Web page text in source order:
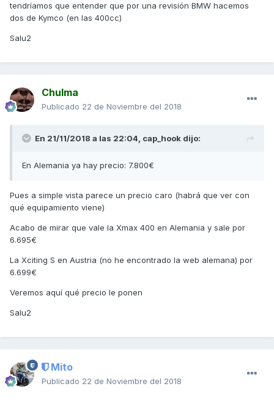
tendríamos que entender que por una revisión BMW hacemos
dos de Kymco (en las 400cc)
Salu2
Chulma
Publicado 22 de Noviembre del 2018
En 21/11/2018 a las 22:04, cap_hook dijo:
En Alemania ya hay precio: 7.800€
Pues a simple vista parece un precio caro (habrá que ver con
qué equipamiento viene)
Acabo de mirar que vale la Xmax 400 en Alemania y sale por
6.695€
La Xciting S en Austria (no he encontrado la web alemana) por
6.699€
Veremos aquí qué precio le ponen
Salu2
Mito
Publicado 22 de Noviembre del 2018